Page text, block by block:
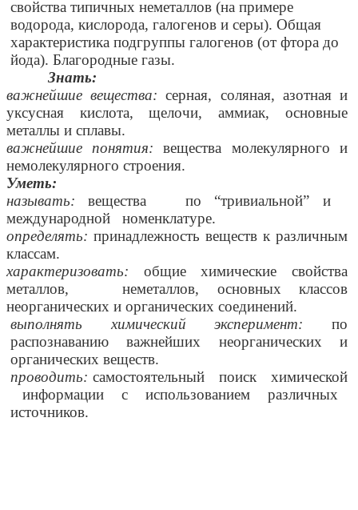
свойства типичных неметаллов (на примере
водорода, кислорода, галогенов и серы). Общая
характеристика подгруппы галогенов (от фтора до
йода). Благородные газы.
Знать:
важнейшие вещества: серная, соляная, азотная и
уксусная кислота, щелочи, аммиак, основные
металлы и сплавы.
важнейшие понятия:вещества молекулярного и
немолекулярного строения.
Уметь:
называть: вещества по “тривиальной” и
международной номенклатуре.
определять: принадлежность веществ к различным
классам.
характеризовать: общие химические свойства
металлов, неметаллов, основных классов
неорганических и органических соединений.
выполнять химический эксперимент: по
распознаванию важнейших неорганических и
органических веществ.
проводить: самостоятельный поиск химической
информации с использованием различных
источников.